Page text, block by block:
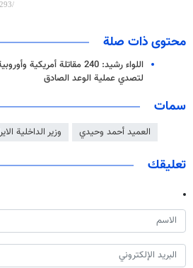
محتوى ذات صلة
اللواء رشيد: 240 مقاتلة
لتصدي عملية الوعد الصادق
سمات
العميد أحمد وحيدي وزير الداخلية
تعليقك